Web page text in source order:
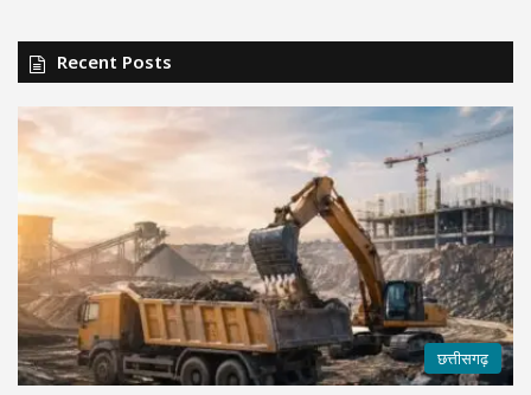
Recent Posts
छत्तीसगढ़